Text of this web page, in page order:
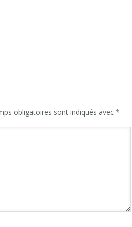
obligatoires sont indiqués avec *